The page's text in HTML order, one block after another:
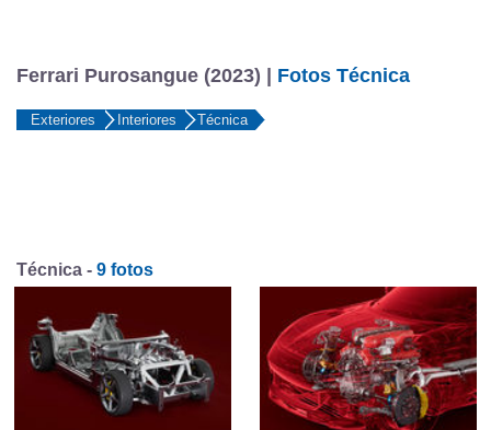
Ferrari Purosangue (2023) | Fotos Técnica
Exteriores Interiores Técnica
Técnica - 9 fotos